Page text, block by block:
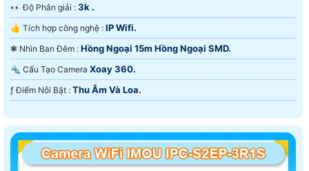
️👀 Độ Phân giải : 3k .
👍 Tích hợp công nghệ : IP Wifi.
❃ Nhìn Ban Đêm : Hồng Ngoại 15m Hồng Ngoại SMD.
🔩 Cấu Tạo Camera Xoay 360.
️ƒ Điểm Nỗi Bật : Thu Âm Và Loa.